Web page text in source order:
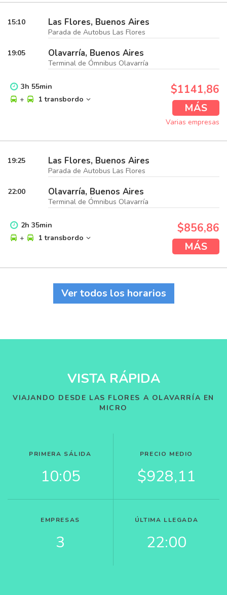
15:10 Las Flores, Buenos Aires
Parada de Autobus Las Flores
19:05 Olavarría, Buenos Aires
Terminal de Ómnibus Olavarría
3h 55min
+
1 transbordo
$1141,86
MÁS
Varias empresas
19:25 Las Flores, Buenos Aires
Parada de Autobus Las Flores
22:00 Olavarría, Buenos Aires
Terminal de Ómnibus Olavarría
2h 35min
+
1 transbordo
$856,86
MÁS
Ver todos los horarios
VISTA RÁPIDA
VIAJANDO DESDE LAS FLORES A OLAVARRÍA EN
MICRO
PRIMERA SÁLIDA
10:05
PRECIO MEDIO
$928,11
EMPRESAS
3
ÚLTIMA LLEGADA
22:00